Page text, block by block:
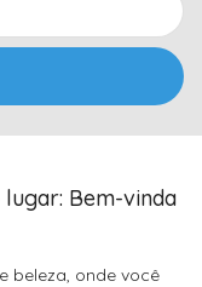
Bem-vinda
beleza, onde você